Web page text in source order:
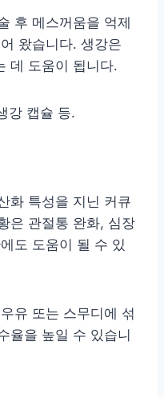
후 메스꺼움을 억제
왔습니다. 생강은
데 도움이 됩니다.
강 캡슐 등.
화 특성을 지닌 커큐
은 관절통 완화, 심장
도 도움이 될 수 있
유 또는 스무디에 섞
율을 높일 수 있습니